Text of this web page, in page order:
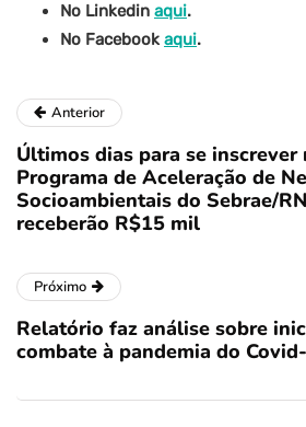
No Linkedin aqui.
No Facebook aqui.
Anterior
Últimos dias para se inscrever
Programa de Aceleração de
Socioambientais do Sebrae/
receberão R$15 mil
Próximo
Relatório faz análise sobre
combate à pandemia do